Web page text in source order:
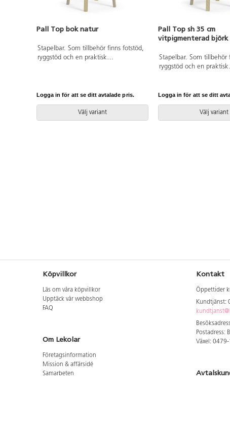
Pall Top bok natur
Stapelbar. Som tillbehör finns fotstöd,
ryggstöd och en praktisk
Logga in för att se ditt avtalade pris.
Välj variant
Pall Top sh 35 cm
vitpigmenterad björk
Stapelbar. Som tillbehör
ryggstöd och en praktisk
Logga in för att se ditt
Välj variant
Köpvillkor
Läs om våra köpvillkor
Upptäck vår webbshop
FAQ
Om Lekolar
Företagsinformation
Mission & affärsidé
Samarbeten
Kontakt
Öppettider
Kundtjänst:
Postadress:
Växel: